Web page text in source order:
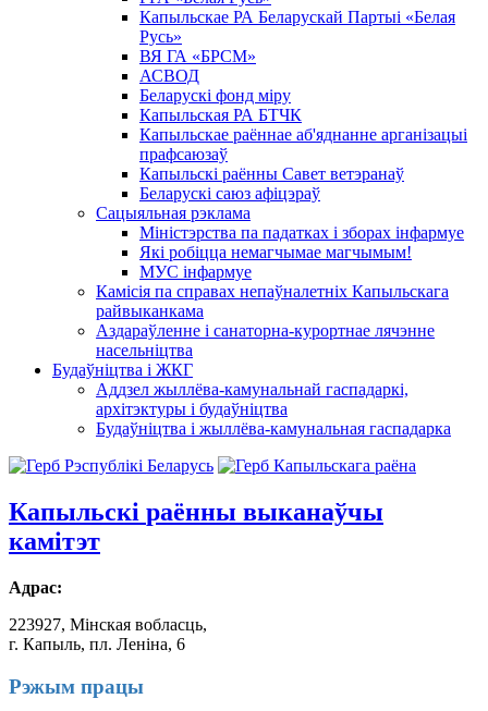
Капыльскае РА Беларускай Партыі «Белая
Русь»
ВЯ ГА «БРСМ»
АСВОД
Беларускі фонд міру
Капыльская РА БТЧК
Капыльскае раённае аб'яднанне арганізацыі
прафсаюзаў
Капыльскі раённы Савет ветэранаў
Беларускі саюз афіцэраў
Сацыяльная рэклама
Міністэрства па падатках і зборах інфармуе
Які робіцца немагчымае магчымым!
МУС інфармуе
Камісія па справах непаўналетніх Капыльскага
райвыканкама
Аздараўленне і санаторна-курортнае лячэнне
насельніцтва
Будаўніцтва і ЖКГ
Аддзел жыллёва-камунальнай гаспадаркі,
архітэктуры і будаўніцтва
Будаўніцтва і жыллёва-камунальная гаспадарка
Капыльскі раённы выканаўчы
камітэт
Адрас:
223927, Мінская вобласць,
г. Капыль, пл. Леніна, 6
Рэжым працы